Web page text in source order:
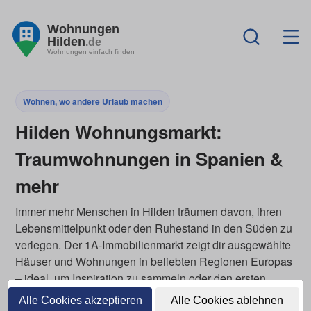
Alle Cookies akzeptieren Alle Cookies ablehnen
Wohnungen
Hilden.de
Wohnungen einfach finden
Wohnen, wo andere Urlaub machen
Hilden Wohnungsmarkt:
Traumwohnungen in Spanien &
mehr
Immer mehr Menschen in Hilden träumen davon, ihren
Lebensmittelpunkt oder den Ruhestand in den Süden zu
verlegen. Der 1A-Immobilienmarkt zeigt dir ausgewählte
Häuser und Wohnungen in beliebten Regionen Europas
– ideal, um Inspiration zu sammeln oder den ersten
Schritt Richtung Sonne zu planen. Ob als